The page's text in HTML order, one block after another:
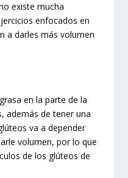
existe mucha
enfocados en
a darles más volumen
en la parte de la
además de tener una
va a depender
volumen, por lo que
de los glúteos de